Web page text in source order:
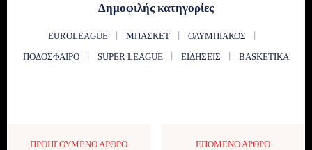
Δημοφιλής κατηγορίες
EUROLEAGUE ΜΠΆΣΚΕΤ
ΟΛΥΜΠΙΑΚΌΣ
ΠΟΔΌΣΦΑΙΡΟ
SUPER LEAGUE ΕΙΔΉΣΕΙΣ BASKETIKA
ΠΡΟΗΓΟΎΜΕΝΟ ΆΡΘΡΟ ΕΠΌΜΕΝΟ ΆΡΘΡΟ